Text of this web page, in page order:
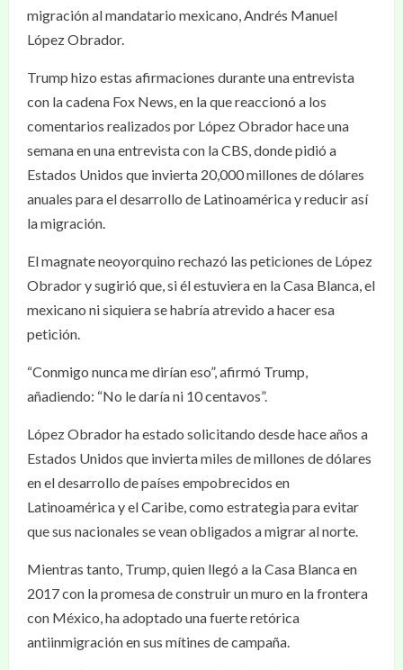
migración al mandatario mexicano, Andrés Manuel
López Obrador.
Trump hizo estas afirmaciones durante una entrevista
con la cadena Fox News, en la que reaccionó a los
comentarios realizados por López Obrador hace una
semana en una entrevista con la CBS, donde pidió a
Estados Unidos que invierta 20,000 millones de dólares
anuales para el desarrollo de Latinoamérica y reducir así
la migración.
El magnate neoyorquino rechazó las peticiones de López
Obrador y sugirió que, si él estuviera en la Casa Blanca, el
mexicano ni siquiera se habría atrevido a hacer esa
petición.
“Conmigo nunca me dirían eso”, afirmó Trump,
añadiendo: “No le daría ni 10 centavos”.
López Obrador ha estado solicitando desde hace años a
Estados Unidos que invierta miles de millones de dólares
en el desarrollo de países empobrecidos en
Latinoamérica y el Caribe, como estrategia para evitar
que sus nacionales se vean obligados a migrar al norte.
Mientras tanto, Trump, quien llegó a la Casa Blanca en
2017 con la promesa de construir un muro en la frontera
con México, ha adoptado una fuerte retórica
antiinmigración en sus mítines de campaña.